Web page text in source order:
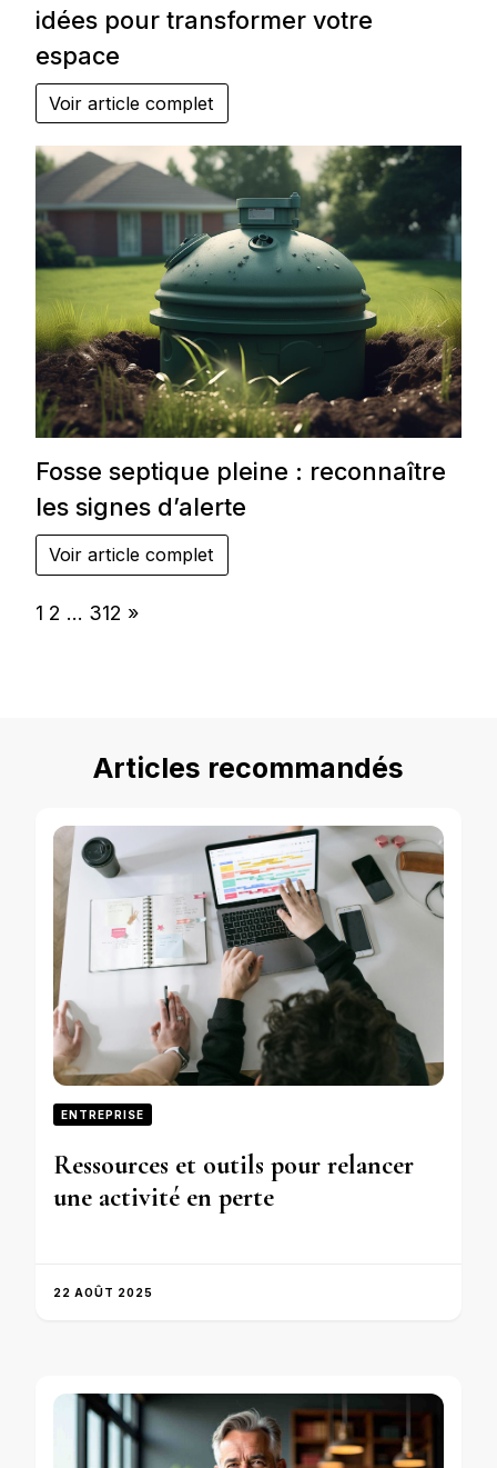
idées pour transformer votre
espace
Voir article complet
Fosse septique pleine : reconnaître
les signes d’alerte
Voir article complet
Page:
1 2 … 312 Next
»
Articles recommandés
ENTREPRISE
Ressources et outils pour relancer
une activité en perte
22 AOÛT 2025